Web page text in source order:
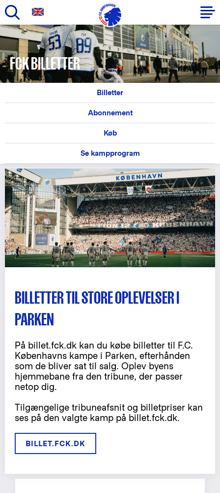
Gå
til
hovedindhold
Primær
navigation
FCK BILLETTER
Billetter
Abonnement
Køb
Se kampprogram
BILLETTER TIL STORE OPLEVELSER I
PARKEN
På billet.fck.dk kan du købe billetter til F.C.
Københavns kampe i Parken, efterhånden
som de bliver sat til salg. Oplev byens
hjemmebane fra den tribune, der passer
netop dig.
Tilgængelige tribuneafsnit og billetpriser kan
ses på den valgte kamp på billet.fck.dk.
BILLET.FCK.DK